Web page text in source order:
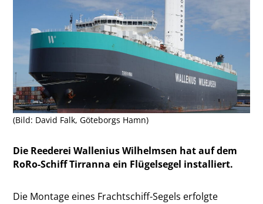
(Bild: David Falk, Göteborgs Hamn)
Die Reederei Wallenius Wilhelmsen hat auf dem
RoRo-Schiff Tirranna ein Flügelsegel installiert.
Die Montage eines Frachtschiff-Segels erfolgte